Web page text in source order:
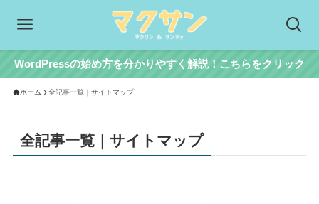
WordPressの始め方を分かりやすく解説！こちらをクリック
ホーム 全記事一覧｜サイトマップ
全記事一覧｜サイトマップ